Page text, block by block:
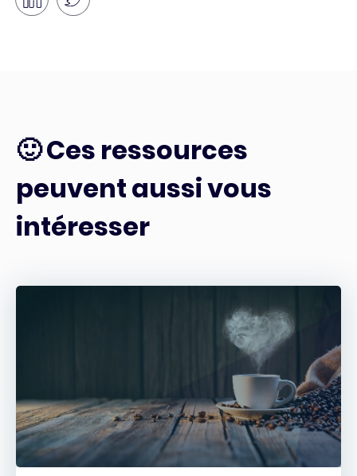
🙂 Ces ressources
peuvent aussi vous
intéresser